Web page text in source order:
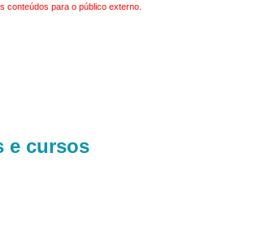
conteúdos para o público externo.
e cursos